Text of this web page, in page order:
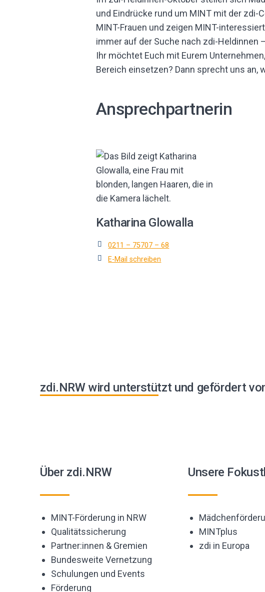
und Eindrücke rund um MINT mit der
MINT-Frauen und zeigen MINT-
immer auf der Suche nach zdi-Heldinnen
Ihr möchtet Euch mit Eurem
Bereich einsetzen? Dann sprecht uns an,
Ansprechpartnerin
Katharina Glowalla
0211 – 75707 – 68
E-Mail schreiben
zdi.NRW wird unterstützt und gefördert
Über zdi.NRW
MINT-Förderung in NRW
Qualitätssicherung
Partner:innen & Gremien
Bundesweite Vernetzung
Schulungen und Events
Förderung
Unsere
MINTplus
zdi in Europa